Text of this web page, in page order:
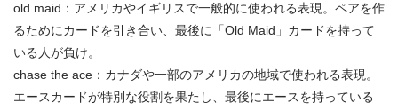
old maid：アメリカやイギリスで一般的に使われる表現。ペアを作
るためにカードを引き合い、最後に「Old Maid」カードを持って
いる人が負け。
chase the ace：カナダや一部のアメリカの地域で使われる表現。
エースカードが特別な役割を果たし、最後にエースを持っている